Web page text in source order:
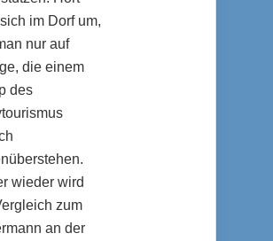
im Dorf um,
nur auf
die einem
des
wieder wird
zum
an der